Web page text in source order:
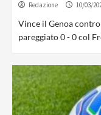
Redazione 10/03/
Vince il Genoa contro
pareggiato 0 - 0 col